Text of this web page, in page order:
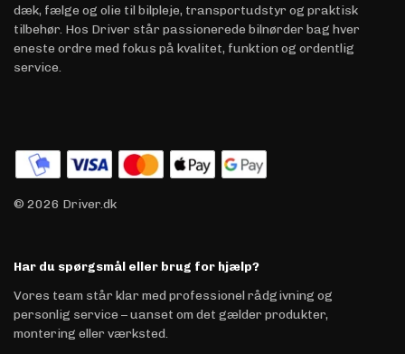
dæk, fælge og olie til bilpleje, transportudstyr og praktisk
tilbehør. Hos Driver står passionerede bilnørder bag hver
eneste ordre med fokus på kvalitet, funktion og ordentlig
service.
© 2026 Driver.dk
Har du spørgsmål eller brug for hjælp?
Vores team står klar med professionel rådgivning og
personlig service – uanset om det gælder produkter,
montering eller værksted.